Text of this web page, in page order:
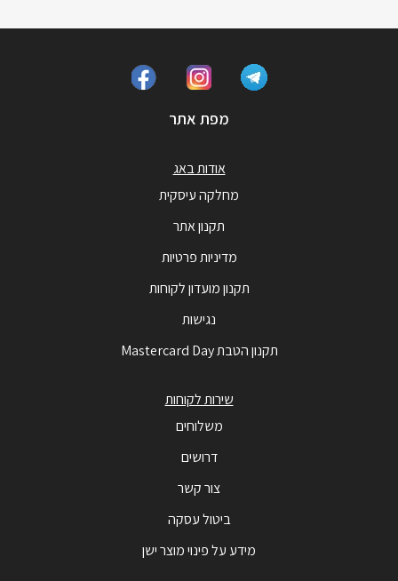
מפת אתר
אודות באג
מחלקה עיסקית
תקנון אתר
מדיניות פרטיות
תקנון מועדון לקוחות
נגישות
תקנון הטבת Mastercard Day
שירות לקוחות
משלוחים
דרושים
צור קשר
ביטול עסקה
מידע על פינוי מוצר ישן